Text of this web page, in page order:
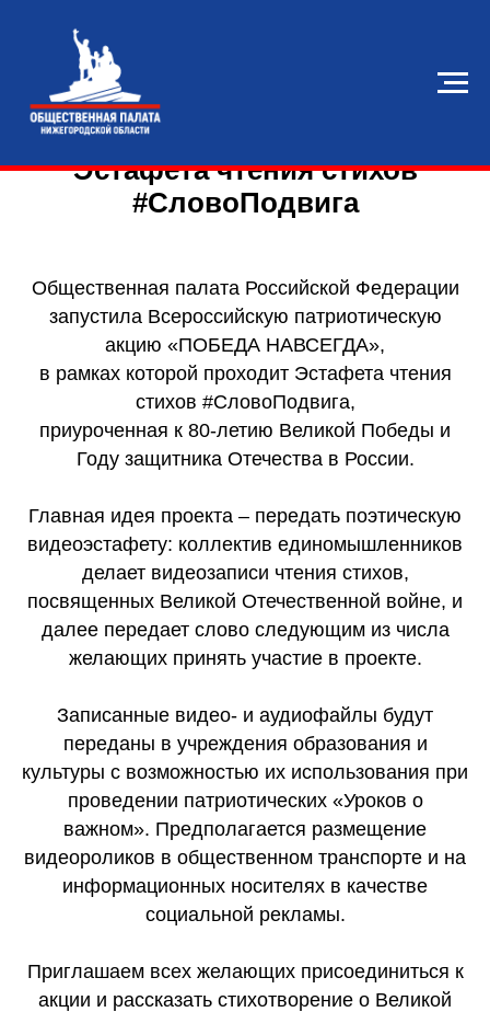
Эстафета чтения стихов
#СловоПодвига
Общественная палата Российской Федерации
запустила Всероссийскую патриотическую
акцию «ПОБЕДА НАВСЕГДА»,
в рамках которой проходит Эстафета чтения
стихов #СловоПодвига,
приуроченная к 80-летию Великой Победы и
Году защитника Отечества в России.
Главная идея проекта – передать поэтическую
видеоэстафету: коллектив единомышленников
делает видеозаписи чтения стихов,
посвященных Великой Отечественной войне, и
далее передает слово следующим из числа
желающих принять участие в проекте.
Записанные видео- и аудиофайлы будут
переданы в учреждения образования и
культуры с возможностью их использования при
проведении патриотических «Уроков о
важном». Предполагается размещение
видеороликов в общественном транспорте и на
информационных носителях в качестве
социальной рекламы.
Приглашаем всех желающих присоединиться к
акции и рассказать стихотворение о Великой